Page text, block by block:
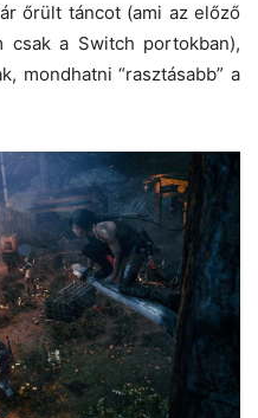
őrült táncot (ami az előző
csak a Switch portokban),
mondhatni “rasztásabb” a